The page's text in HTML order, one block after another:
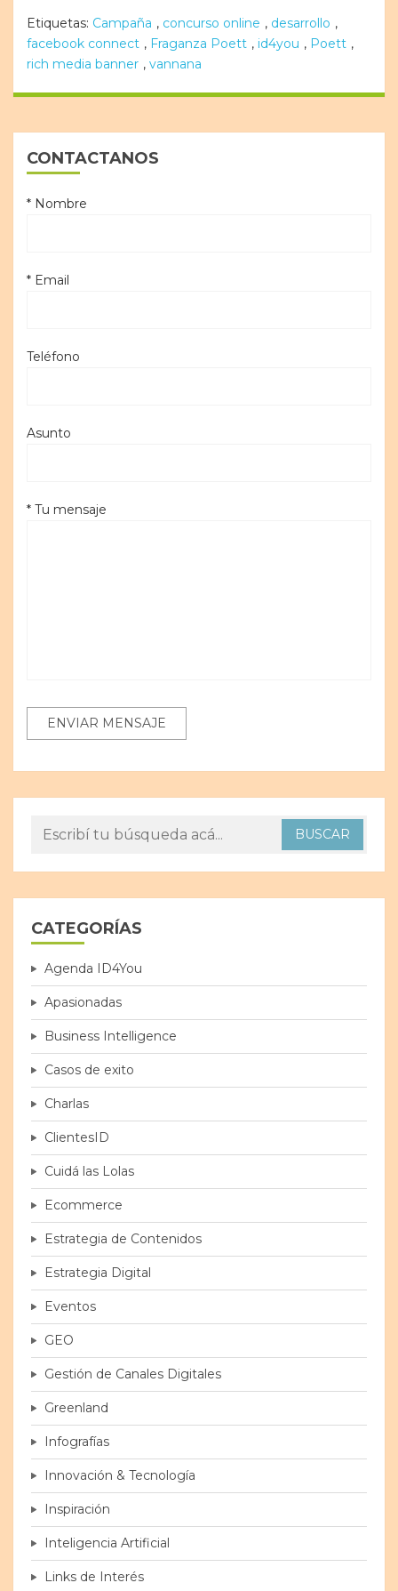
Etiquetas: Campaña , concurso online , desarrollo ,
facebook connect , Fraganza Poett , id4you , Poett ,
rich media banner , vannana
CONTACTANOS
* Nombre
* Email
Teléfono
Asunto
* Tu mensaje
CATEGORÍAS
Agenda ID4You
Apasionadas
Business Intelligence
Casos de exito
Charlas
ClientesID
Cuidá las Lolas
Ecommerce
Estrategia de Contenidos
Estrategia Digital
Eventos
GEO
Gestión de Canales Digitales
Greenland
Infografías
Innovación & Tecnología
Inspiración
Inteligencia Artificial
Links de Interés